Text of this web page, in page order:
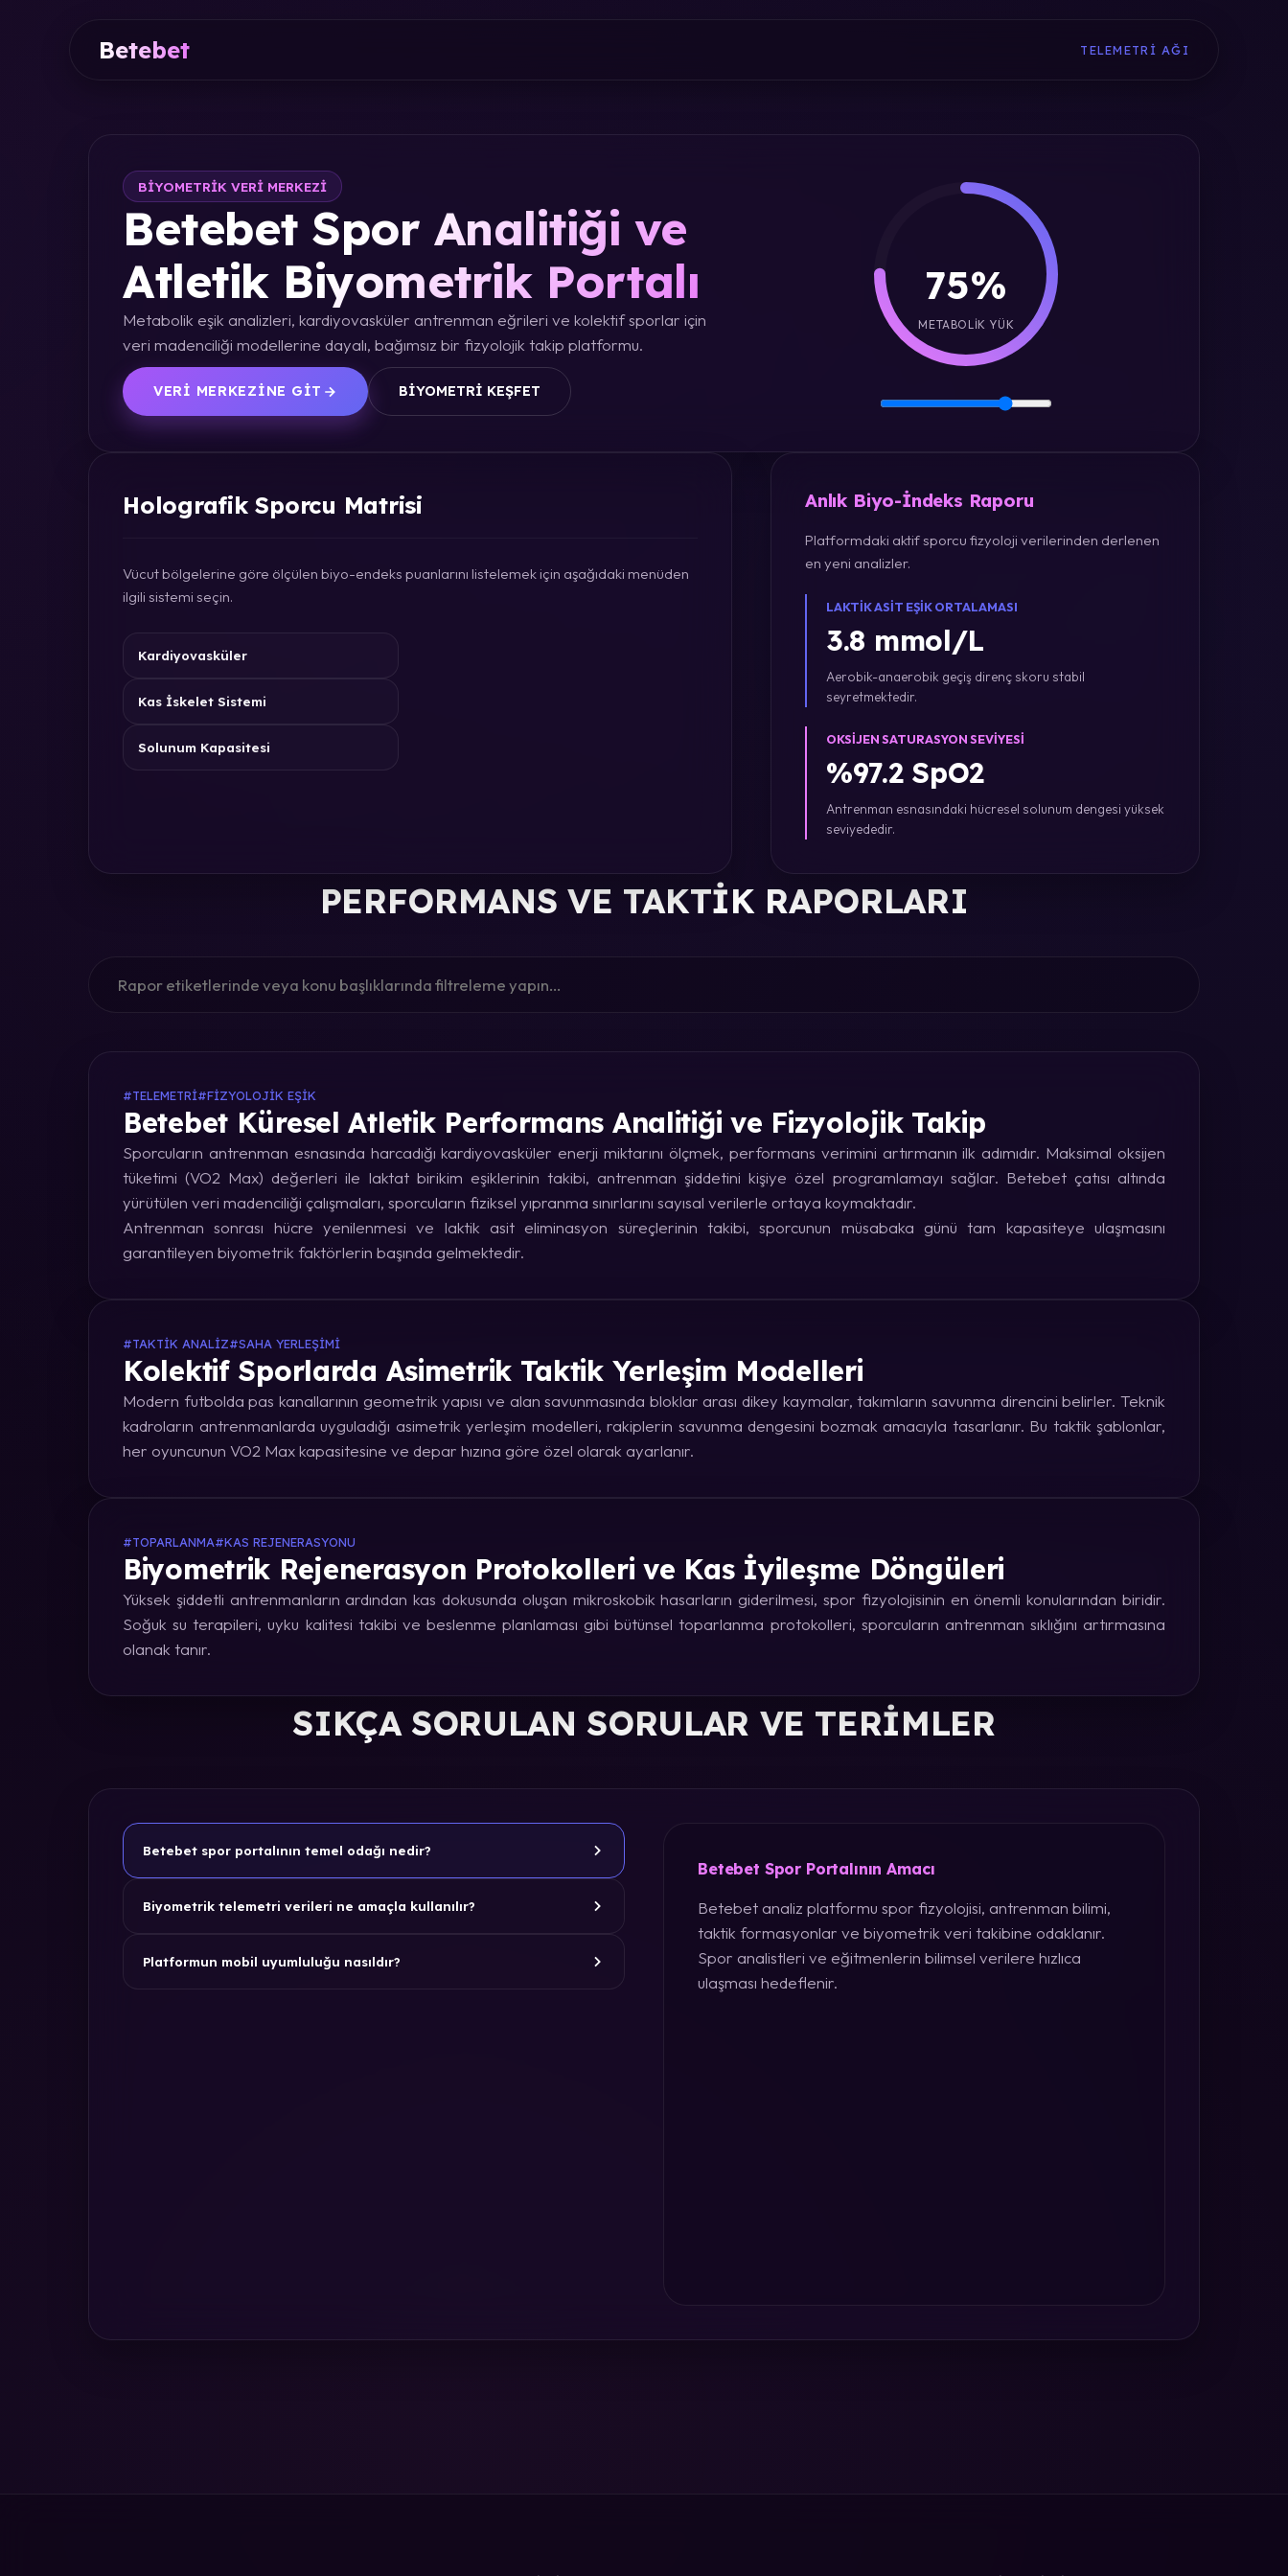
Betebet TELEMETRI AĞI
BIYOMETRIK VERI MERKEZI
Betebet Spor Analitiği ve
Atletik Biyometrik Portalı
Metabolik eşik analizleri, kardiyovasküler antrenman eğrileri ve kolektif sporlar için
veri madenciliği modellerine dayalı, bağımsız bir fizyolojik takip platformu.
VERI MERKEZINE GIT BIYOMETRI KEŞFET
75%
METABOLIK YÜK
Holografik Sporcu Matrisi
Vücut bölgelerine göre ölçülen biyo-endeks puanlarını listelemek için aşağıdaki menüden
ilgili sistemi seçin.
Kardiyovasküler
Kas İskelet Sistemi
Solunum Kapasitesi
Anlık Biyo-İndeks Raporu
Platformdaki aktif sporcu fizyoloji verilerinden derlenen
en yeni analizler.
LAKTIK ASIT EŞIK ORTALAMASI
3.8 mmol/L
Aerobik-anaerobik geçiş direnç skoru stabil
seyretmektedir.
OKSIJEN SATURASYON SEVIYESI
%97.2 SpO2
Antrenman esnasındaki hücresel solunum dengesi yüksek
seviyededir.
PERFORMANS VE TAKTIK RAPORLARI
#TELEMETRI#FIZYOLOJIK EŞIK
Betebet Küresel Atletik Performans Analitiği ve Fizyolojik Takip
Sporcuların antrenman esnasında harcadığı kardiyovasküler enerji miktarını ölçmek, performans verimini artırmanın ilk adımıdır. Maksimal oksijen
tüketimi (VO2 Max) değerleri ile laktat birikim eşiklerinin takibi, antrenman şiddetini kişiye özel programlamayı sağlar. Betebet çatısı altında
yürütülen veri madenciliği çalışmaları, sporcuların fiziksel yıpranma sınırlarını sayısal verilerle ortaya koymaktadır.
Antrenman sonrası hücre yenilenmesi ve laktik asit eliminasyon süreçlerinin takibi, sporcunun müsabaka günü tam kapasiteye ulaşmasını
garantileyen biyometrik faktörlerin başında gelmektedir.
#TAKTIK ANALIZ#SAHA YERLEŞIMI
Kolektif Sporlarda Asimetrik Taktik Yerleşim Modelleri
Modern futbolda pas kanallarının geometrik yapısı ve alan savunmasında bloklar arası dikey kaymalar, takımların savunma direncini belirler. Teknik
kadroların antrenmanlarda uyguladığı asimetrik yerleşim modelleri, rakiplerin savunma dengesini bozmak amacıyla tasarlanır. Bu taktik şablonlar,
her oyuncunun VO2 Max kapasitesine ve depar hızına göre özel olarak ayarlanır.
#TOPARLANMA#KAS REJENERASYONU
Biyometrik Rejenerasyon Protokolleri ve Kas İyileşme Döngüleri
Yüksek şiddetli antrenmanların ardından kas dokusunda oluşan mikroskobik hasarların giderilmesi, spor fizyolojisinin en önemli konularından biridir.
Soğuk su terapileri, uyku kalitesi takibi ve beslenme planlaması gibi bütünsel toparlanma protokolleri, sporcuların antrenman sıklığını artırmasına
olanak tanır.
SIKÇA SORULAN SORULAR VE TERIMLER
Betebet spor portalının temel odağı nedir?
Biyometrik telemetri verileri ne amaçla kullanılır?
Platformun mobil uyumluluğu nasıldır?
Betebet Spor Portalının Amacı
Betebet analiz platformu spor fizyolojisi, antrenman bilimi,
taktik formasyonlar ve biyometrik veri takibine odaklanır.
Spor analistleri ve eğitmenlerin bilimsel verilere hızlıca
ulaşması hedeflenir.